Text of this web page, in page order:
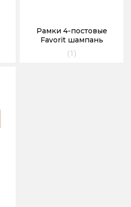
Рамки 4-постовые
Favorit шампань
(1)